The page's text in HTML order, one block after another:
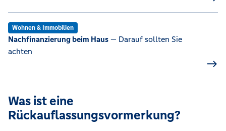
Wohnen & Immobilien
Nachfinanzierung beim Haus — Darauf sollten Sie
achten
Was ist eine
Rückauflassungsvormerkung?